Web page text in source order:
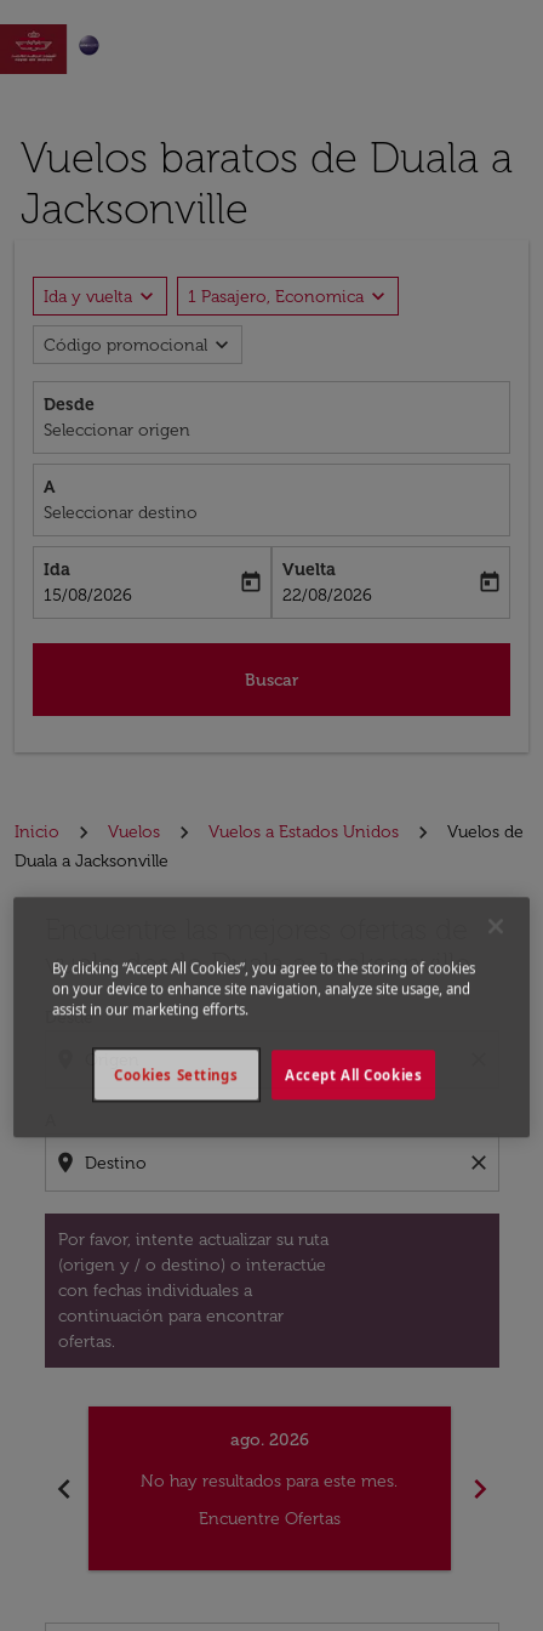

Vuelos baratos de Duala a
Jacksonville
Ida y vuelta expand_more 1 Pasajero, Economica expand_more
Código promocional expand_more
Desde
Seleccionar origen
A
Seleccionar destino
Ida
fc-booking-departure-date-aria-label
15/08/2026
today
Vuelta
fc-booking-return-date-aria-label
22/08/2026
today
Buscar
Inicio Vuelos Vuelos a Estados Unidos
Vuelos de
Duala a Jacksonville
vuelo desde Duala a Jacksonville
Desde
location_on close
Por favor, intente actualizar su ruta
(origen y / o destino) o interactúe
con fechas individuales a
continuación para encontrar
ofertas.
chevron_left
ago. 2026
No hay resultados para este mes.
Encuentre Ofertas
chevron_right
By clicking “Accept All Cookies”, you agree to the storing of cookies
on your device to enhance site navigation, analyze site usage, and
assist in our marketing efforts.
Accept All Cookies
Cookies Settings